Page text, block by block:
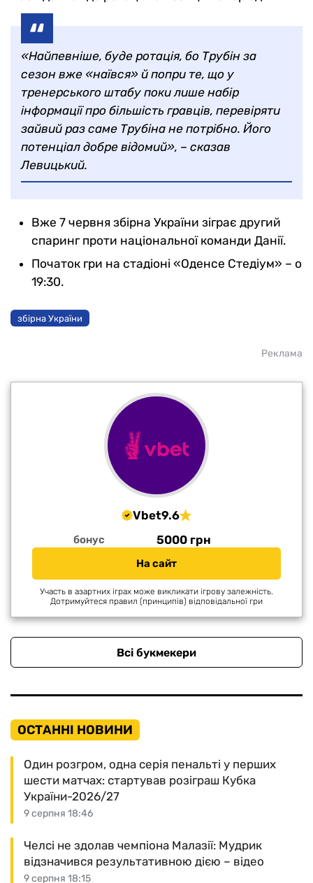
«Найпевніше, буде ротація, бо Трубін за
сезон вже «наївся» й попри те, що у
тренерського штабу поки лише набір
інформації про більшість гравців, перевіряти
зайвий раз саме Трубіна не потрібно. Його
потенціал добре відомий», – сказав
Левицький.
Вже 7 червня збірна України зіграє другий
спаринг проти національної команди Данії.
Початок гри на стадіоні «Оденсе Стедіум» – о
19:30.
збірна України
Реклама
Vbet9.6
бонус 5000 грн
На сайт
Участь в азартних іграх може викликати ігрову залежність.
Дотримуйтеся правил (принципів) відповідальної гри
Всі букмекери
ОСТАННІ НОВИНИ
9 серпня 18:46
Один розгром, одна серія пенальті у перших
шести матчах: стартував розіграш Кубка
України-2026/27
9 серпня 18:15
Челсі не здолав чемпіона Малазії: Мудрик
відзначився результативною дією – відео